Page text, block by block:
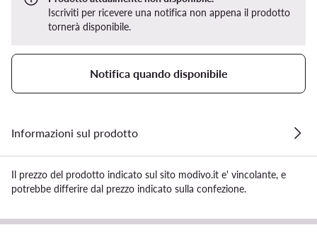
Iscriviti per ricevere una notifica non appena il prodotto
tornerà disponibile.
Notifica quando disponibile
Informazioni sul prodotto
Il prezzo del prodotto indicato sul sito modivo.it e' vincolante, e
potrebbe differire dal prezzo indicato sulla confezione.